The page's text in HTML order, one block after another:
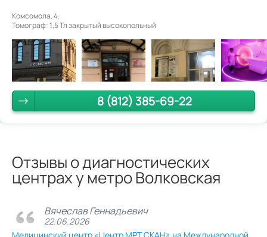
Комсомола, 4.
Томограф: 1,5 Тл закрытый высокопольный
8 (812) 385-69-22
Отзывы о диагностических
центрах у метро Волковская
Вячеслав Геннадьевич
22.06.2026